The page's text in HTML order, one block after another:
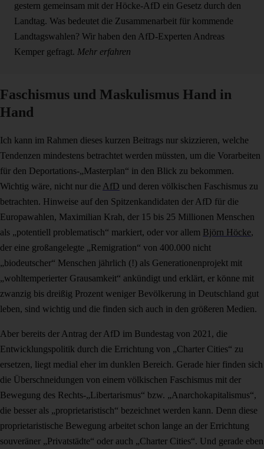
gestern gemeinsam mit der Höcke-AfD ein Gesetz durch den
Landtag. Was bedeutet die Zusammenarbeit für kommende
Landtagswahlen? Wir haben den AfD-Experten Andreas
Kemper gefragt. Mehr erfahren
Faschismus und Maskulismus Hand in
Hand
Ich kann im Rahmen dieses kurzen Beitrags nur skizzieren, welche
Tendenzen mindestens betrachtet werden müssten, um die Vorarbeiten
für den Deportations-„Masterplan“ in den Blick zu bekommen.
Wichtig wäre, nicht nur die AfD und deren völkischen Faschismus zu
betrachten. Hinweise auf den Spitzenkandidaten der AfD für die
Europawahlen, Maximilian Krah, der 15 bis 25 Millionen Menschen
als „potentiell problematisch“ markiert, oder vor allem Björn Höcke,
der eine großangelegte „Remigration“ von 400.000 nicht
„biodeutscher“ Menschen jährlich (!) als Generationenprojekt mit
„wohltemperierter Grausamkeit“ ankündigt und erklärt, er könne mit
zwanzig bis dreißig Prozent weniger Bevölkerung in Deutschland gut
leben, sind wichtig und die finden sich auch in den größeren Medien.
Aber bereits der Antrag der AfD im Bundestag von 2021, die
Entwicklungspolitik durch die Errichtung von „Charter Cities“ zu
ersetzen, liegt medial eher im dunklen Bereich. Gerade hier finden sich
die Überschneidungen von einem völkischen Faschismus mit der
Bewegung des Rechts-„Libertarismus“ bzw. „Anarchokapitalismus“,
die besser als „proprietaristisch“ bezeichnet werden kann. Denn diese
proprietaristische Bewegung arbeitet schon lange an der Errichtung
souveräner „Privatstädte“ oder auch „Charter Cities“. Und gerade eben